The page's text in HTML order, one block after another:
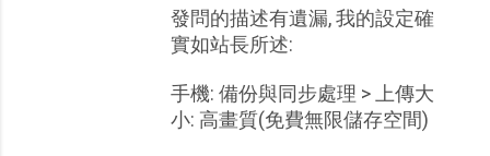
發問的描述有遺漏, 我的設定確
實如站長所述:
手機: 備份與同步處理 > 上傳大
小: 高畫質(免費無限儲存空間)